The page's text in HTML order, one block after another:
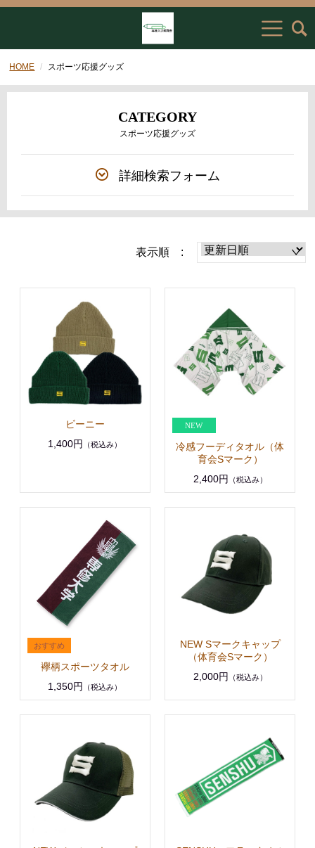
HOME スポーツ応援グッズ
CATEGORY
スポーツ応援グッズ
詳細検索フォーム
表示順 :
ビーニー
1,400円
（税込み）
冷感フーディタオル（体
育会Sマーク）
2,400円
（税込み）
襷柄スポーツタオル
1,350円
（税込み）
NEW Sマークキャップ
（体育会Sマーク）
2,000円 （税込み）